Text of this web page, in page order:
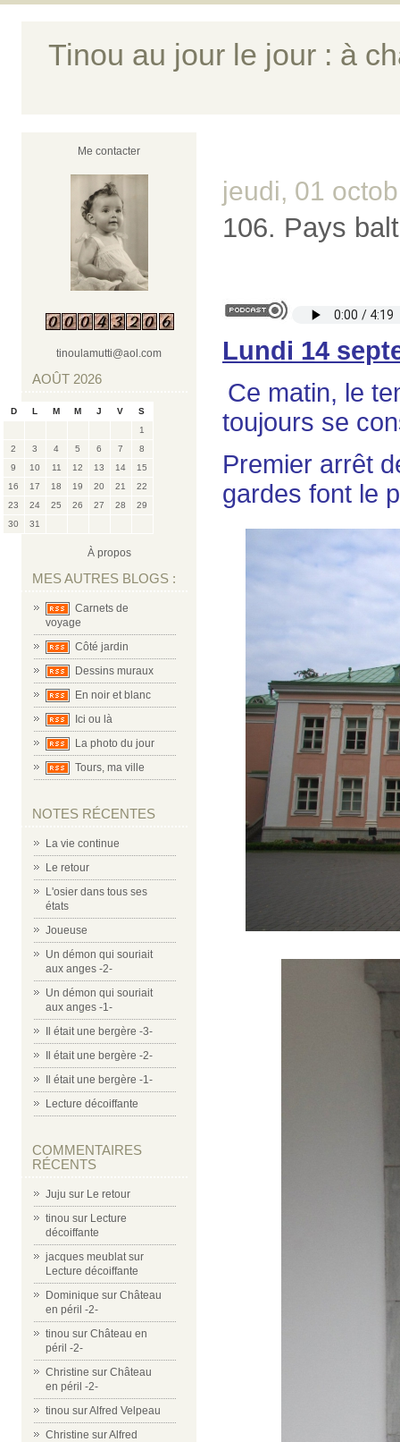
Tinou au jour le jour : à
Me contacter
tinoulamutti@aol.com
AOÛT 2026
D L M M J V
S
1
2
3 4 5 6 7
8
9
10 11 12 13 14
15
16
17 18 19 20 21
22
23
24 25 26 27 28
29
30
31
À propos
MES AUTRES BLOGS :
Carnets de
voyage
Côté jardin
Dessins muraux
En noir et blanc
Ici ou là
La photo du jour
Tours, ma ville
NOTES RÉCENTES
La vie continue
Le retour
L'osier dans tous ses
états
Joueuse
Un démon qui souriait
aux anges -2-
Un démon qui souriait
aux anges -1-
Il était une bergère -3-
Il était une bergère -2-
Il était une bergère -1-
Lecture décoiffante
COMMENTAIRES
RÉCENTS
Juju sur Le retour
tinou sur Lecture
décoiffante
jacques meublatsur
Lecture décoiffante
Dominique sur Château
en péril -2-
tinou sur Château en
péril -2-
Christine sur Château
en péril -2-
tinou surAlfred Velpeau
Christine surAlfred
jeudi, 01
106. Pays
Lundi 14
Ce matin, le
toujours se
Premier arrêt
gardes font le